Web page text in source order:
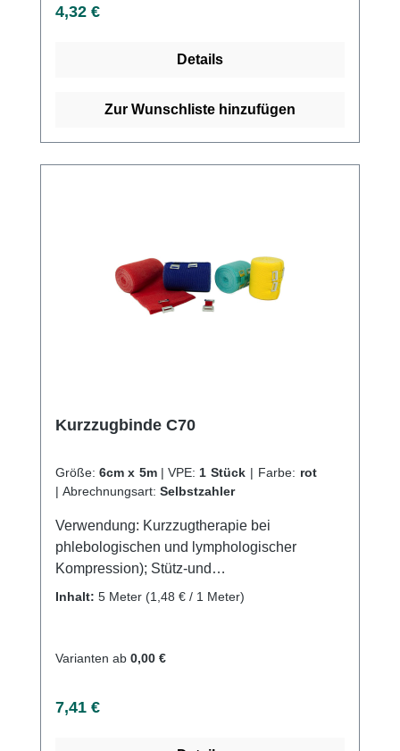
Versand und unserem hervorragenden
Regulärer Preis:
4,32 €
Details
Zur Wunschliste hinzufügen
Kurzzugbinde C70
Größe: 6cm x 5m | VPE: 1 Stück | Farbe: rot
| Abrechnungsart: Selbstzahler
Verwendung: Kurzzugtherapie bei
phlebologischen und lymphologischer
Kompression); Stütz-und
Entlastungsverbände (z.B. Sportmedizin),
Dehung 70%, sehr angehnehm auf der Haut
online bei uns und profitieren Sie von
Inhalt: 5 Meter (1,48 € / 1 Meter)
Varianten ab 0,00 €
Regulärer Preis:
7,41 €